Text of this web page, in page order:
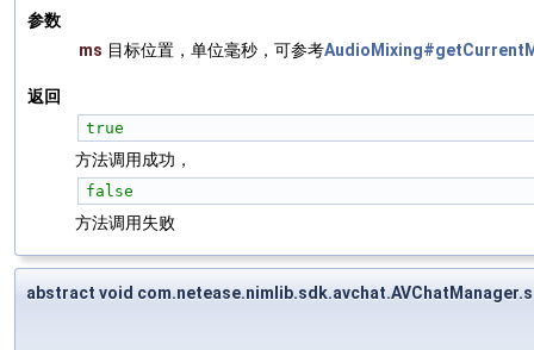
参数
ms 目标位置，单位毫秒，可参考
返回
true
方法调用成功，
false
方法调用失败
abstract void